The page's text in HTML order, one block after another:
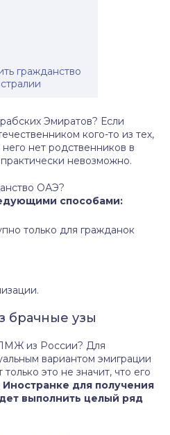
гражданство
Эмиратов? Если
кого-то из тех,
нет родственников в
невозможно.
ОАЭ?
способами:
только для гражданок
брачные узы
из России? Для
вариантом эмиграции
это не значит, что его
Иностранке для получения
выполнить целый ряд